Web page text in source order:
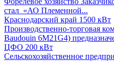
стал «АО Племенной...
Краснодарский край 1500 кВт
Производственно-торговая
Baudouin 6M21G4)
ЦФО 200 кВт
Сельскохозяйственное